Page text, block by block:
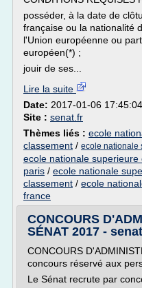
posséder, à la date de
française ou la nationalité
l'Union européenne ou
européen(*) ;
jouir de ses...
Lire la suite
Date: 2017-01-06 17:45:04
Site : senat.fr
Thèmes liés : ecole
classement / ecole nationale
ecole nationale
paris / ecole nationale
classement / ecole
france
CONCOURS
SÉNAT 2017 -
CONCOURS
concours réservé aux
Le Sénat recrute par